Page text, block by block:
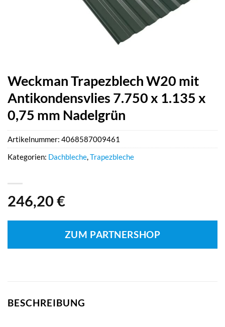
Weckman Trapezblech W20 mit
Antikondensvlies 7.750 x 1.135 x
0,75 mm Nadelgrün
246,20 €
ZUM PARTNERSHOP
Artikelnummer: 4068587009461
Kategorien: Dachbleche,Trapezbleche
BESCHREIBUNG